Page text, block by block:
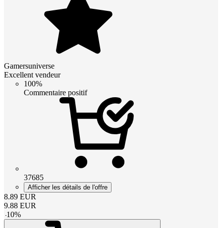
Gamersuniverse
Excellent vendeur
100%
Commentaire positif
37685
Afficher les détails de l'offre
8.89 EUR
9.88 EUR
-10%